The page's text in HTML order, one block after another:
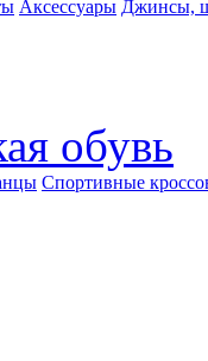
Аксессуары Джинсы,
обувь
Спортивные